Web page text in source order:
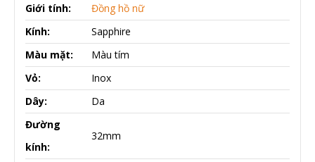
Giới tính:
Đồng hồ nữ
Kính:
Sapphire
Màu mặt:
Màu tím
Vỏ:
Inox
Dây:
Da
Đường
kính:
32mm